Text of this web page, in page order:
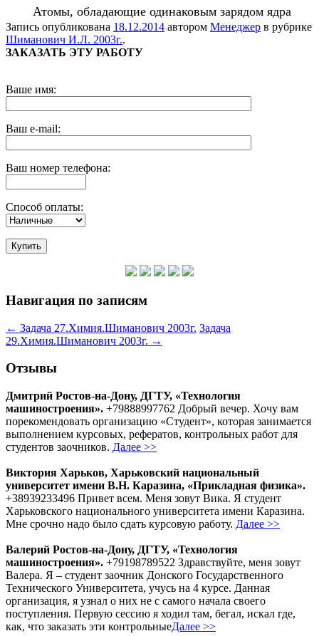
Атомы, обладающие одинаковым зарядом ядра
Запись опубликована 18.12.2014 автором Менеджер в рубрике
Шиманович И.Л. 2003г..
ЗАКАЗАТЬ ЭТУ РАБОТУ
Ваше имя:
Ваш e-mail:
Ваш номер телефона:
Способ оплаты:
Навигация по записям
← Задача 27.Химия.Шиманович 2003г. Задача
29.Химия.Шиманович 2003г. →
Отзывы
Дмитрий Ростов-на-Дону, ДГТУ, «Технология
машиностроения». +79888997762 Добрый вечер. Хочу вам
порекомендовать организацию «Студент», которая занимается
выполнением курсовых, рефератов, контрольных работ для
студентов заочников. Далее >>
Виктория Харьков, Харьковский национальный
университет имени В.Н. Каразина, «Прикладная физика».
+38939233496 Привет всем. Меня зовут Вика. Я студент
Харьковского национального университета имени Каразина.
Мне срочно надо было сдать курсовую работу. Далее >>
Валерий Ростов-на-Дону, ДГТУ, «Технология
машиностроения». +79198789522 Здравствуйте, меня зовут
Валера. Я – студент заочник Донского Государственного
Технического Университета, учусь на 4 курсе. Данная
организация, я узнал о них не с самого начала своего
поступления. Первую сессию я ходил там, бегал, искал где,
как, что заказать эти контрольныеДалее >>